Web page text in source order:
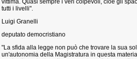
vittima. Quasi sempre i veri colpevoli, cioè gli
tutti i livelli".
Luigi Granelli
deputato democristiano
"La sfida alla legge non può che trovare la sua
un'autonomia della Magistratura in questa